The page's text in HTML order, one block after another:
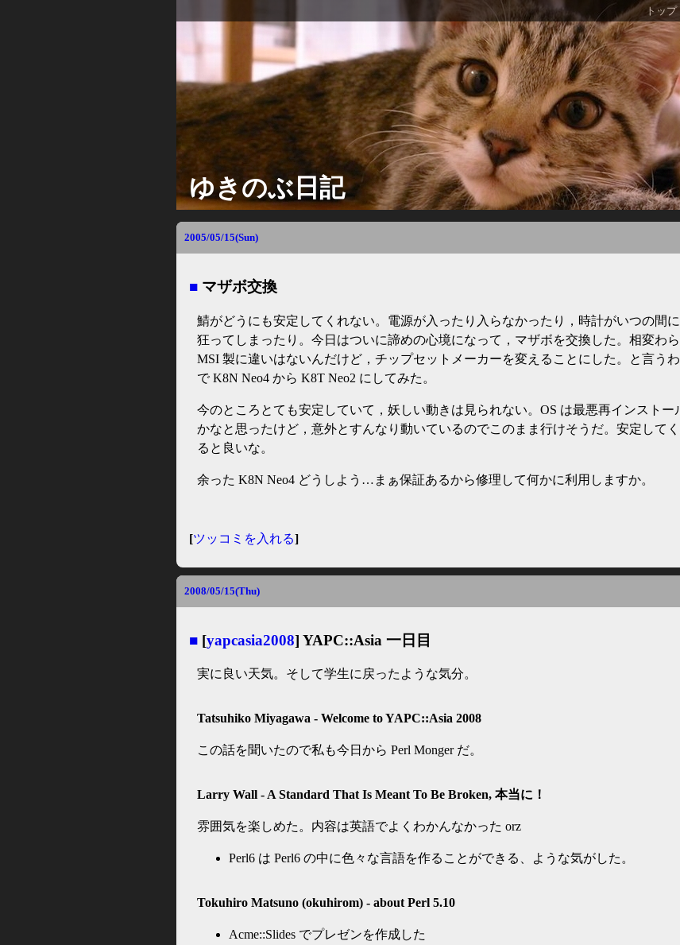
トップ
ゆきのぶ日記
2005/05/15(Sun)
■ マザボ交換
鯖がどうにも安定してくれない。電源が入ったり入らなかったり，時計がいつの間
狂ってしまったり。今日はついに諦めの心境になって，マザボを交換した。相変わ
MSI 製に違いはないんだけど，チップセットメーカーを変えることにした。と言う
で K8N Neo4 から K8T Neo2 にしてみた。
今のところとても安定していて，妖しい動きは見られない。OS は最悪再インストー
かなと思ったけど，意外とすんなり動いているのでこのまま行けそうだ。安定して
ると良いな。
余った K8N Neo4 どうしよう…まぁ保証あるから修理して何かに利用しますか。
[ツッコミを入れる]
2008/05/15(Thu)
■ [yapcasia2008] YAPC::Asia 一日目
実に良い天気。そして学生に戻ったような気分。
Tatsuhiko Miyagawa - Welcome to YAPC::Asia 2008
この話を聞いたので私も今日から Perl Monger だ。
Larry Wall - A Standard That Is Meant To Be Broken, 本当に！
雰囲気を楽しめた。内容は英語でよくわかんなかった orz
Perl6 は Perl6 の中に色々な言語を作ることができる、ような気がした。
Tokuhiro Matsuno (okuhirom) - about Perl 5.10
Acme::Slides でプレゼンを作成した